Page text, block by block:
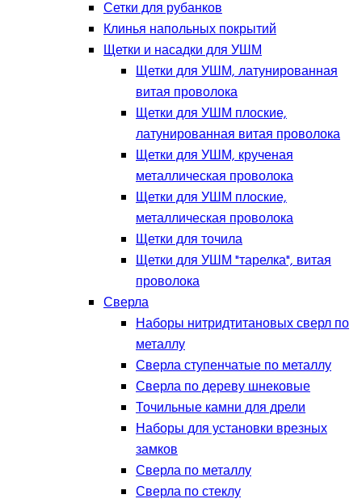
Сетки для рубанков
Клинья напольных покрытий
Щетки и насадки для УШМ
Щетки для УШМ, латунированная
витая проволока
Щетки для УШМ плоские,
латунированная витая проволока
Щетки для УШМ, крученая
металлическая проволока
Щетки для УШМ плоские,
металлическая проволока
Щетки для точила
Щетки для УШМ "тарелка", витая
проволока
Сверла
Наборы нитридтитановых сверл по
металлу
Сверла ступенчатые по металлу
Сверла по дереву шнековые
Точильные камни для дрели
Наборы для установки врезных
замков
Сверла по металлу
Сверла по стеклу